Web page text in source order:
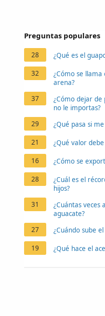
Preguntas populares
28 ¿Qué es el
32
¿Cómo se
arena?
37
¿Cómo dejar
no le importas?
29
¿Qué pasa si
21 ¿Qué valor
16 ¿Cómo se
28
¿Cuál es el
hijos?
31
¿Cuántas veces
aguacate?
27
¿Cuándo sube
19 ¿Qué hace el